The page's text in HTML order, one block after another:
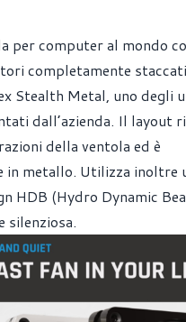
per computer al mondo
completamente
Stealth Metal, uno degli
dall’azienda. Il layout
della ventola ed è
in metallo. Utilizza inoltre
HDB (Hydro Dynamic
silenziosa.